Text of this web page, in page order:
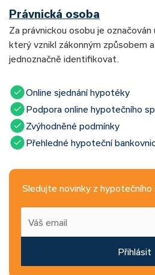
Právnická osoba
Za právnickou osobu je
který vznikl zákonným způsobem
jednoznačně identifikovat.
Online sjednání hypotéky
Podpora online hypotečního
Zvýhodněné podmínky
Přehledné hypoteční
Sledujte novinky z
Přihlásit